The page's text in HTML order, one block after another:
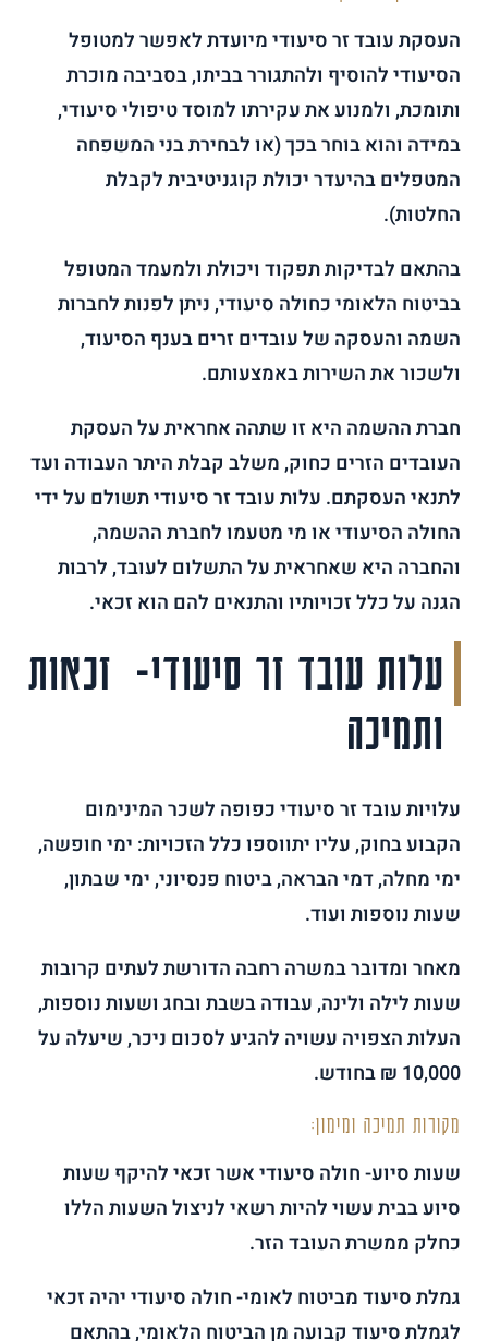
העסקת עובד זר סיעודי מיועדת לאפשר למטופל
הסיעודי להוסיף ולהתגורר בביתו, בסביבה מוכרת
ותומכת, ולמנוע את עקירתו למוסד טיפולי סיעודי,
במידה והוא בוחר בכך (או לבחירת בני המשפחה
המטפלים בהיעדר יכולת קוגניטיבית לקבלת
החלטות).
בהתאם לבדיקות תפקוד ויכולת ולמעמד המטופל
בביטוח הלאומי כחולה סיעודי, ניתן לפנות לחברות
השמה והעסקה של עובדים זרים בענף הסיעוד,
ולשכור את השירות באמצעותם.
חברת ההשמה היא זו שתהה אחראית על העסקת
העובדים הזרים כחוק, משלב קבלת היתר העבודה ועד
לתנאי העסקתם. עלות עובד זר סיעודי תשולם על ידי
החולה הסיעודי או מי מטעמו לחברת ההשמה,
והחברה היא שאחראית על התשלום לעובד, לרבות
הגנה על כלל זכויותיו והתנאים להם הוא זכאי.
עלות עובד זר סיעודי- זכאות
ותמיכה
עלויות עובד זר סיעודי כפופה לשכר המינימום
הקבוע בחוק, עליו יתווספו כלל הזכויות: ימי חופשה,
ימי מחלה, דמי הבראה, ביטוח פנסיוני, ימי שבתון,
שעות נוספות ועוד.
מאחר ומדובר במשרה רחבה הדורשת לעתים קרובות
שעות לילה ולינה, עבודה בשבת ובחג ושעות נוספות,
העלות הצפויה עשויה להגיע לסכום ניכר, שיעלה על
10,000 ₪ בחודש.
מקורות תמיכה ומימון:
שעות סיוע- חולה סיעודי אשר זכאי להיקף שעות
סיוע בבית עשוי להיות רשאי לניצול השעות הללו
כחלק ממשרת העובד הזר.
גמלת סיעוד מביטוח לאומי- חולה סיעודי יהיה זכאי
לגמלת סיעוד קבועה מן הביטוח הלאומי, בהתאם